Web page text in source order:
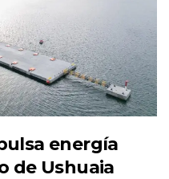
energía
de Ushuaia